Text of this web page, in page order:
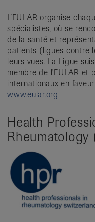
L’EULAR organise
spécialistes, où se
de la santé et
patients (ligues contre
leurs vues. La Ligue
membre de l'EULAR et
internationaux en
www.eular.org
Health
Rheumatology